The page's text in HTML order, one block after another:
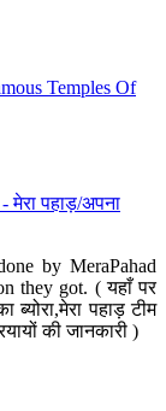
Temples Of
मेरा पहाड़/अपना
by MeraPahad
they got. ( यहाँ पर
ब्योरा,मेरा पहाड़ टीम
की जानकारी )